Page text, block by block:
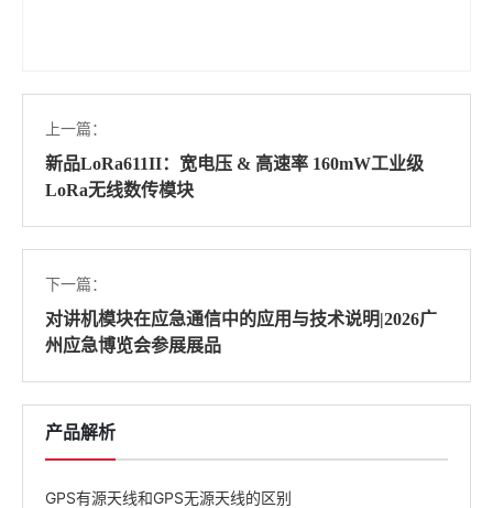
上一篇：
新品LoRa611II：宽电压 & 高速率 160mW工业级
LoRa无线数传模块
下一篇：
对讲机模块在应急通信中的应用与技术说明|2026广
州应急博览会参展展品
产品解析
GPS有源天线和GPS无源天线的区别